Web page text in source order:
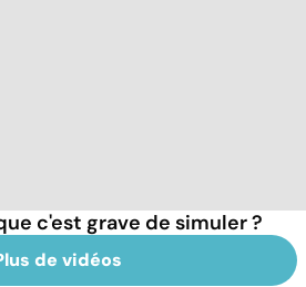
c'est grave de simuler ?
de vidéos